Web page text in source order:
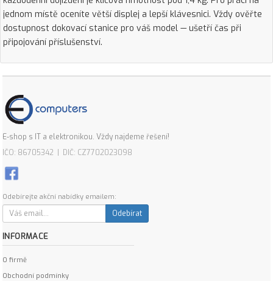
jednom místě oceníte větší displej a lepší klávesnici. Vždy ověřte
dostupnost dokovací stanice pro váš model — ušetří čas při
připojování příslušenství.
E-shop s IT a elektronikou. Vždy najdeme řešení!
IČO: 86705342 | DIČ: CZ7702023098
Odebírejte akční nabídky emailem:
Odebírat
INFORMACE
O firmě
Obchodní podmínky